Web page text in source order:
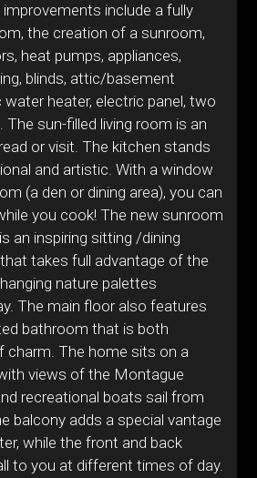
include a fully
the creation of a sunroom,
heat pumps, appliances,
blinds, attic/basement
water heater, electric panel, two
sun-filled living room is an
or visit. The kitchen stands
and artistic. With a window
(a den or dining area), you can
you cook! The new sunroom
an inspiring sitting /dining
takes full advantage of the
nature palettes
The main floor also features
bathroom that is both
charm. The home sits on a
views of the Montague
recreational boats sail from
balcony adds a special vantage
while the front and back
to you at different times of day.